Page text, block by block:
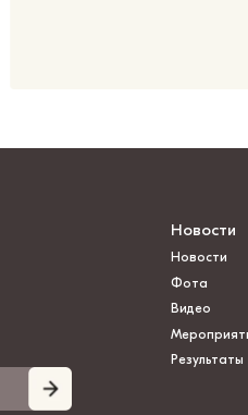
Новости
Новости
Фота
Видео